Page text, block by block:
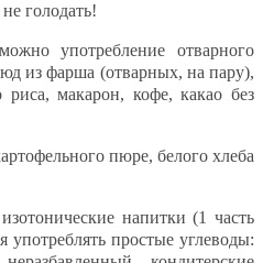
голодать!
употребление отварного
из фарша (отварных, на пару),
риса, макарон, кофе, какао без
пюре, белого хлеба
напитки (1 часть
употреблять простые углеводы: